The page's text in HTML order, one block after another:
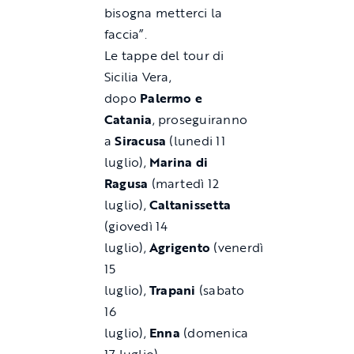
bisogna metterci la
faccia”.
Le tappe del tour di
Sicilia Vera,
dopo Palermo e
Catania, proseguiranno
aSiracusa (lunedi 11
luglio), Marina di
Ragusa (martedì 12
luglio),Caltanissetta
(giovedì 14
luglio),Agrigento (venerdì
15
luglio),Trapani (sabato
16
luglio), Enna (domenica